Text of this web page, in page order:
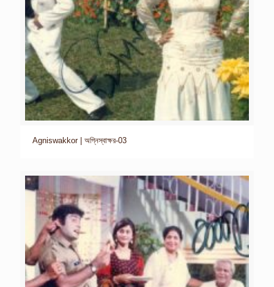
Agniswakkor | অগ্নিস্বাক্ষর-03